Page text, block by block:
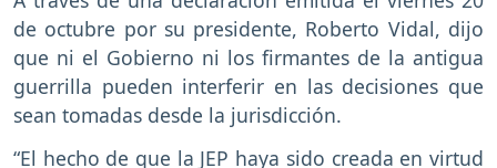
de octubre por su presidente, Roberto Vidal, dijo
que ni el Gobierno ni los firmantes de la antigua
guerrilla pueden interferir en las decisiones que
sean tomadas desde la jurisdicción.
“El hecho de que la JEP haya sido creada en virtud